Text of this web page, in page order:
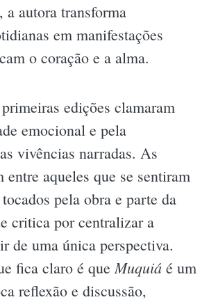
a autora transforma
em manifestações
o coração e a alma.
edições clamaram
emocional e pela
vivências narradas. As
entre aqueles que se sentiram
pela obra e parte da
critica por centralizar a
de uma única perspectiva.
fica claro é queMuquiá é um
reflexão e discussão,